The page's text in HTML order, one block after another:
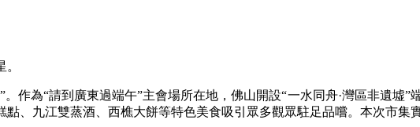
為“請到廣東過端午”主會場所在地，佛山開設“一水同舟·灣區非遺墟”
、九江雙蒸酒、西樵大餅等特色美食吸引眾多觀眾駐足品嚐。本次市集